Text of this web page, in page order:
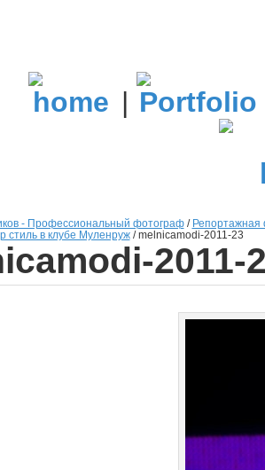
|
- Профессиональный фотограф/ Репортажная
стиль в клубе Муленруж/melnicamodi-2011-23
2011-